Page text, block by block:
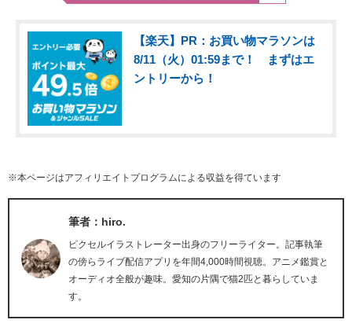
【楽天】PR：お買い物マラソンは
8/11（火）01:59まで！ まずはエ
ントリーから！
※本ページはアフィリエイトプログラムによる収益を得ています
筆者：hiro.
ピクセルイラストレーター出身のフリーライター。記事執筆
の傍らライブ配信アプリを年間4,000時間視聴。アニメ鑑賞と
オーディオ全般が趣味。愛知の片隅で猫2匹と暮らしていま
す。